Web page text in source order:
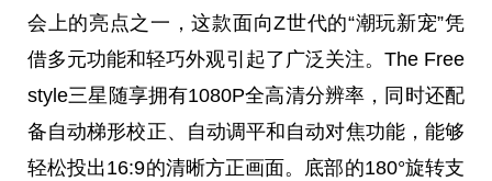
会上的亮点之一，这款面向Z世代的“潮玩新宠”凭
借多元功能和轻巧外观引起了广泛关注。The Free
style三星随享拥有1080P全高清分辨率，同时还配
备自动梯形校正、自动调平和自动对焦功能，能够
轻松投出16:9的清晰方正画面。底部的180°旋转支